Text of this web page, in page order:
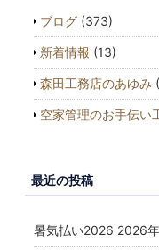
ブログ(373)
新着情報 (13)
森田工務店のあゆみ
空家管理のお手伝い
最近の投稿
暑気払い2026 2026